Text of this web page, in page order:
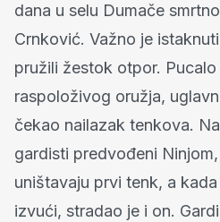
dana u selu Dumače
Crnković. Važno je
pružili žestok otpor.
raspoloživog oružja,
čekao nailazak tenkova.
gardisti predvođeni
uništavaju prvi tenk, a
izvući, stradao je i on.